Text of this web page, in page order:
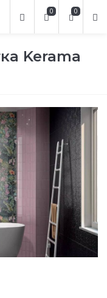
0
0
Kerama